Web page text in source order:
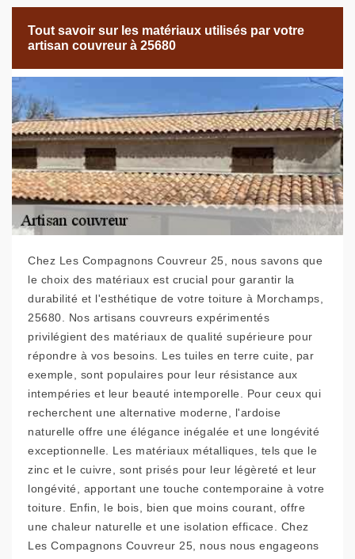
Tout savoir sur les matériaux utilisés par votre
artisan couvreur à 25680
Chez Les Compagnons Couvreur 25, nous savons que
le choix des matériaux est crucial pour garantir la
durabilité et l'esthétique de votre toiture à Morchamps,
25680. Nos artisans couvreurs expérimentés
privilégient des matériaux de qualité supérieure pour
répondre à vos besoins. Les tuiles en terre cuite, par
exemple, sont populaires pour leur résistance aux
intempéries et leur beauté intemporelle. Pour ceux qui
recherchent une alternative moderne, l'ardoise
naturelle offre une élégance inégalée et une longévité
exceptionnelle. Les matériaux métalliques, tels que le
zinc et le cuivre, sont prisés pour leur légèreté et leur
longévité, apportant une touche contemporaine à votre
toiture. Enfin, le bois, bien que moins courant, offre
une chaleur naturelle et une isolation efficace. Chez
Les Compagnons Couvreur 25, nous nous engageons